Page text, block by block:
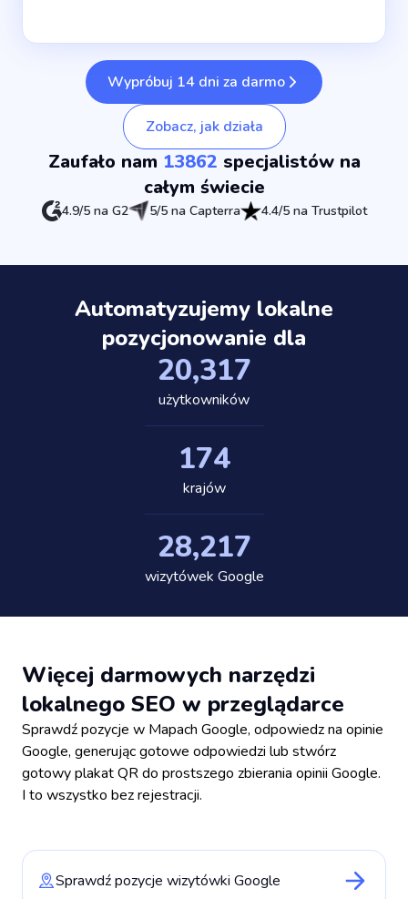
Wypróbuj 14 dni za darmo
Zobacz, jak działa
Zaufało nam 13862 specjalistów na
całym świecie
4.9/5 na G2 5/5 na Capterra 4.4/5 na Trustpilot
Automatyzujemy lokalne
pozycjonowanie dla
20,389
użytkowników
175
krajów
28,318
wizytówek Google
Więcej darmowych narzędzi
lokalnego SEO w przeglądarce
Sprawdź pozycje w Mapach Google, odpowiedz na opinie
Google, generując gotowe odpowiedzi lub stwórz
gotowy plakat QR do prostszego zbierania opinii Google.
I to wszystko bez rejestracji.
Sprawdź pozycje wizytówki Google